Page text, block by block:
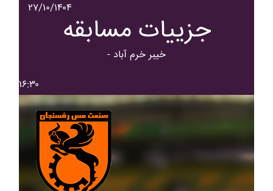
۲۷/۱۰/۱۴۰۴
جزییات مسابقه
- خيبر خرم آباد
۱۶:۳۰